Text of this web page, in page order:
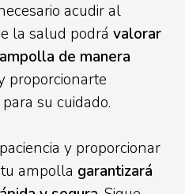
acudir al
la salud podrá valorar
de manera
proporcionarte
su cuidado.
y proporcionar
ampolla garantizará